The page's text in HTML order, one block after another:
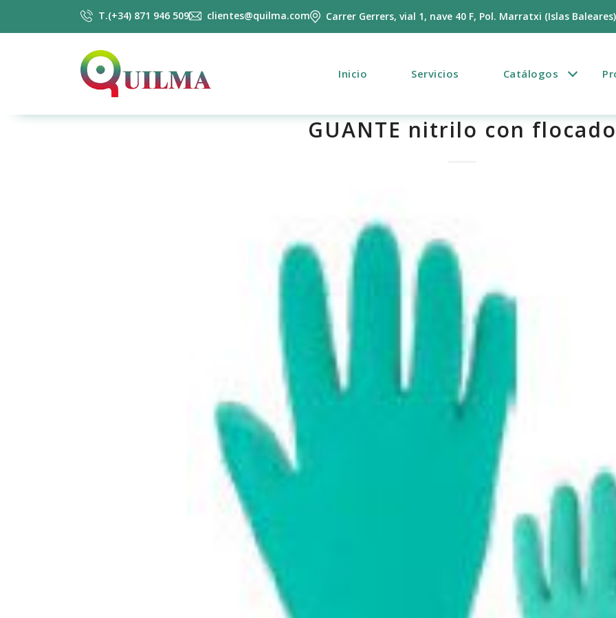
T.(+34) 871 946 509 clientes@quilma.com Carrer Gerrers, vial 1, nave 40 F, Pol. Marratxi (Islas Baleares)
Inicio Servicios Catálogos
GUANTE nitrilo con flocado